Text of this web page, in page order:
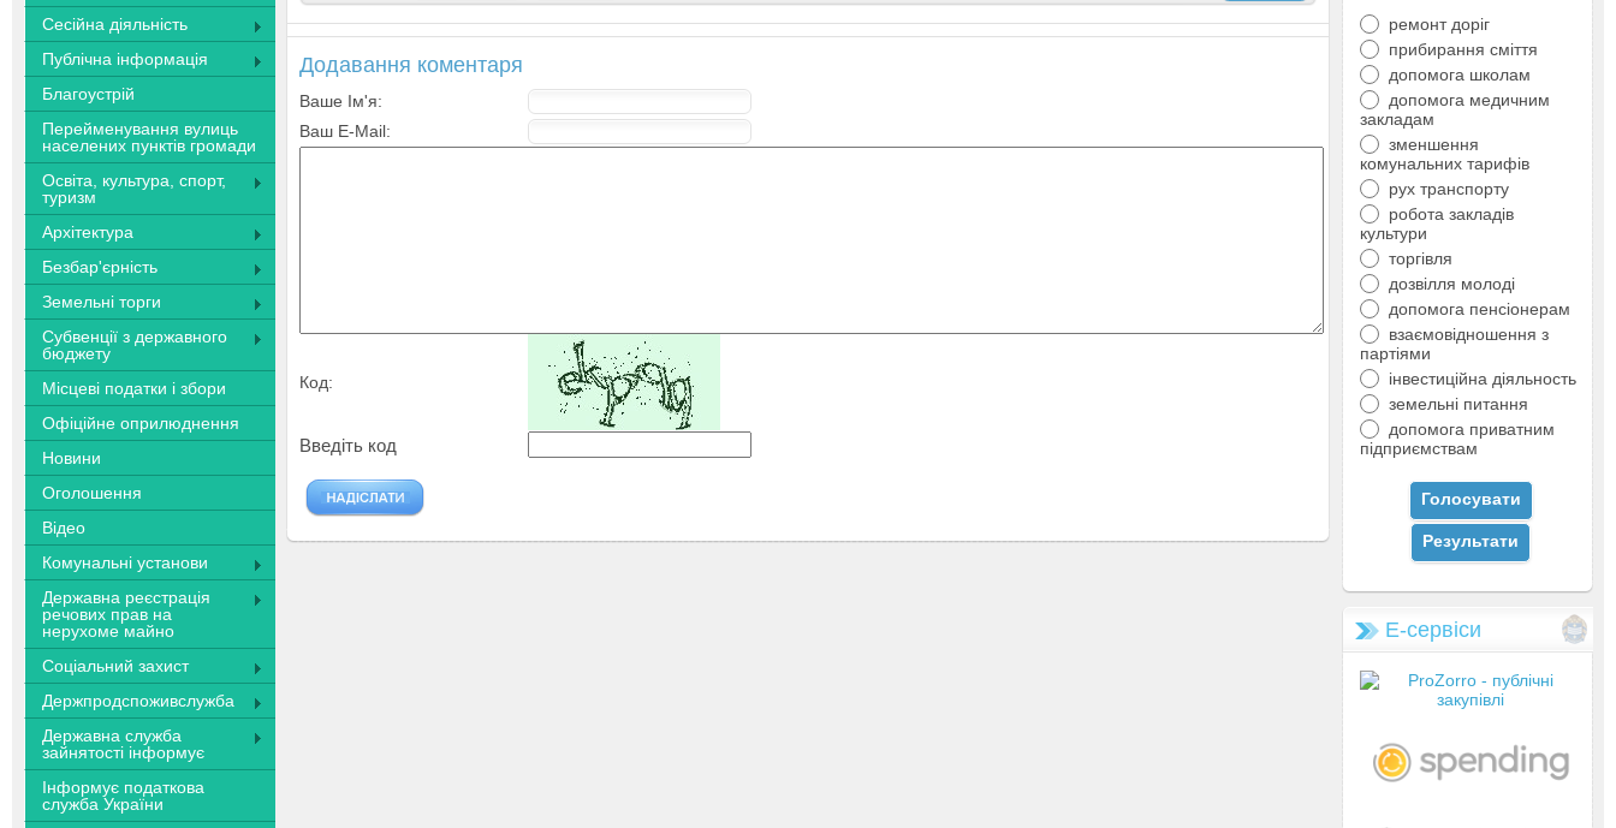
Сесійна діяльність
Публічна інформація
Благоустрій
Перейменування вулиць
населених пунктів громади
Освіта, культура, спорт,
туризм
Архітектура
Безбар'єрність
Земельні торги
Субвенції з державного
бюджету
Місцеві податки і збори
Офіційне оприлюднення
Новини
Оголошення
Відео
Комунальні установи
Державна реєстрація
речових прав на
нерухоме майно
Соціальний захист
Держпродспоживслужба
Державна служба
зайнятості інформує
Інформує податкова
служба України
Додавання коментаря
Ваше Ім'я:
Ваш E-Mail:
Код:
Введіть код
ремонт доріг
прибирання сміття
допомога школам
допомога медичним
закладам
зменшення
комунальних тарифів
рух транспорту
робота закладів
культури
торгівля
дозвілля молоді
допомога пенсіонерам
взаємовідношення з
партіями
інвестиційна діяльность
земельні питання
допомога приватним
підприємствам
Е-сервіси